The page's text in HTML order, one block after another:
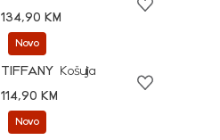
134,90 KM
Novo
TIFFANY
Košulja
114,90 KM
Novo